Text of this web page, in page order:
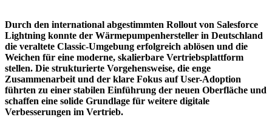
Durch den international abgestimmten Rollout von Salesforce
Lightning konnte der Wärmepumpenhersteller in Deutschland
die veraltete Classic-Umgebung erfolgreich ablösen und die
Weichen für eine moderne, skalierbare Vertriebsplattform
stellen. Die strukturierte Vorgehensweise, die enge
Zusammenarbeit und der klare Fokus auf User-Adoption
führten zu einer stabilen Einführung der neuen Oberfläche und
schaffen eine solide Grundlage für weitere digitale
Verbesserungen im Vertrieb.